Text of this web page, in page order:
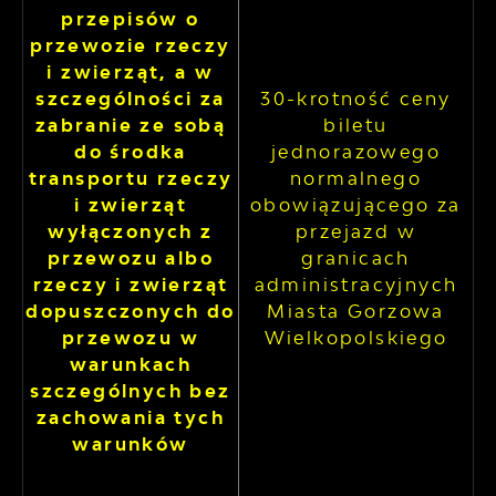
przepisów o
przewozie rzeczy
i zwierząt, a w
szczególności za
zabranie ze sobą
do środka
transportu rzeczy
i zwierząt
wyłączonych z
przewozu albo
rzeczy i zwierząt
dopuszczonych do
przewozu w
warunkach
szczególnych bez
zachowania tych
warunków
30-krotność ceny
biletu
jednorazowego
normalnego
obowiązującego za
przejazd w
granicach
administracyjnych
Miasta Gorzowa
Wielkopolskiego